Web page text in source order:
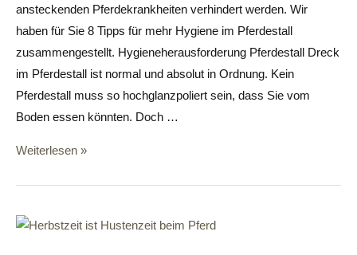
ansteckenden Pferdekrankheiten verhindert werden. Wir
haben für Sie 8 Tipps für mehr Hygiene im Pferdestall
zusammengestellt. Hygieneherausforderung Pferdestall Dreck
im Pferdestall ist normal und absolut in Ordnung. Kein
Pferdestall muss so hochglanzpoliert sein, dass Sie vom
Boden essen könnten. Doch …
Weiterlesen »